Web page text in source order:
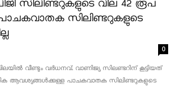
സിലിണ്ടറുകളുടെ വില 42 രൂപ
പാചകവാതക സിലിണ്ടറുകളുടെ
0
വീണ്ടും വർധനവ്. വാണിജ്യ സിലണ്ടറിന് കൂട്ടിയത്
ആവശ്യങ്ങൾക്കുള്ള പാചകവാതക സിലിണ്ടറുകളുടെ